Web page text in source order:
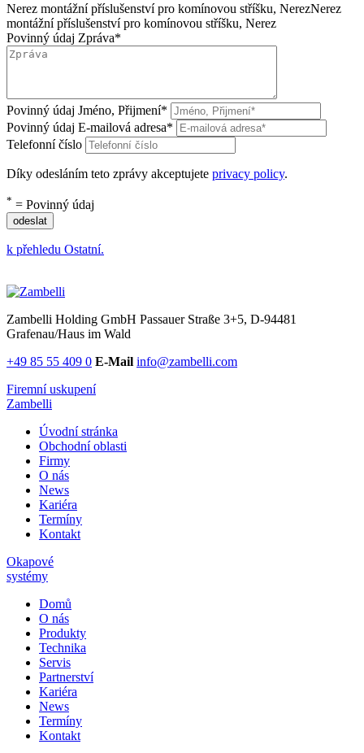
Nerez montážní příslušenství pro komínovou stříšku, NerezNerez
montážní příslušenství pro komínovou stříšku, Nerez
Povinný údaj Zpráva*
Povinný údaj Jméno, Přijmení*
Povinný údaj E-mailová adresa*
Telefonní číslo
Díky odesláním teto zprávy akceptujete privacy policy.
* = Povinný údaj
odeslat
k přehledu Ostatní.
Zambelli Holding GmbH Passauer Straße 3+5, D-94481
Grafenau/Haus im Wald
+49 85 55 409 0 E-Mail info@zambelli.com
Firemní uskupení
Zambelli
Úvodní stránka
Obchodní oblasti
Firmy
O nás
News
Kariéra
Termíny
Kontakt
Okapové
systémy
Domů
O nás
Produkty
Technika
Servis
Partnerství
Kariéra
News
Termíny
Kontakt